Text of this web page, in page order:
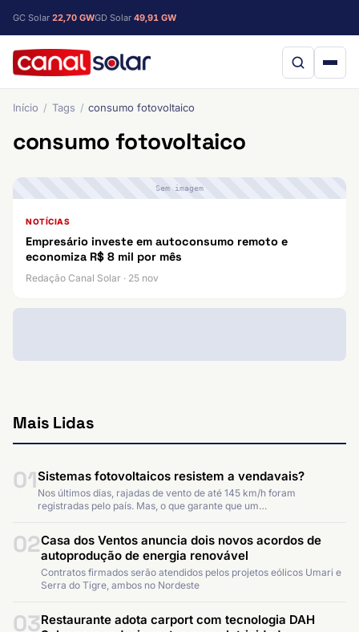
GC Solar 22,70 GWGD Solar 49,91 GW
Início Tags consumo fotovoltaico
consumo fotovoltaico
Sem imagem
NOTÍCIAS
Empresário investe em autoconsumo remoto e
economiza R$ 8 mil por mês
Redação Canal Solar · 25 nov
Mais Lidas
01Sistemas fotovoltaicos resistem a vendavais?
Nos últimos dias, rajadas de vento de até 145 km/h foram
registradas pelo país. Mas, o que garante que um…
02Casa dos Ventos anuncia dois novos acordos de
autoprodução de energia renovável
Contratos firmados serão atendidos pelos projetos eólicos Umari e
Serra do Tigre, ambos no Nordeste
03Restaurante adota carport com tecnologia DAH